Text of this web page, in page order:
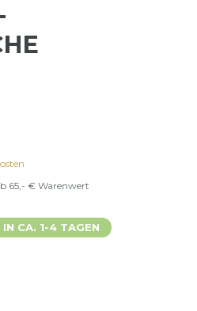
65,- € Warenwert
CA. 1-4 TAGEN